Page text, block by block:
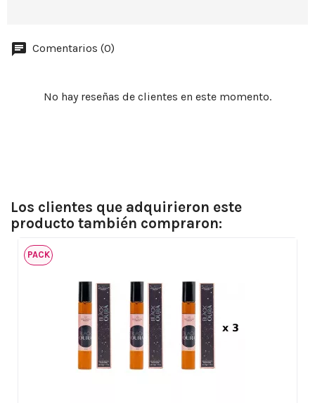
Comentarios (0)
No hay reseñas de clientes en este momento.
Los clientes que adquirieron este
producto también compraron:
PACK